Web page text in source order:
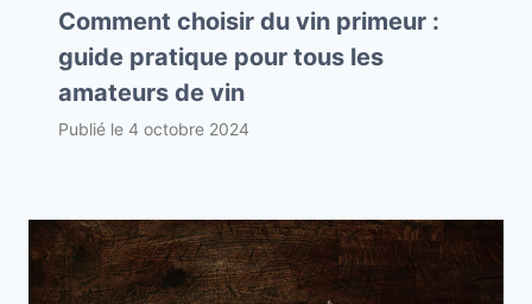
Comment choisir du vin primeur :
guide pratique pour tous les
amateurs de vin
Publié le 4 octobre 2024